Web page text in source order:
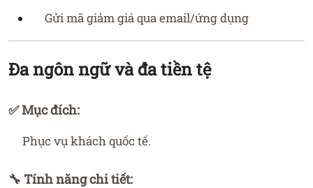
Gửi mã giảm giá qua email/ứng dụng
Đa ngôn ngữ và đa tiền tệ
✅ Mục đích:
Phục vụ khách quốc tế.
🔧 Tính năng chi tiết: